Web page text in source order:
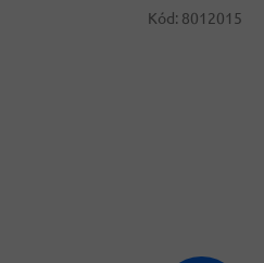
Kód: 8012015